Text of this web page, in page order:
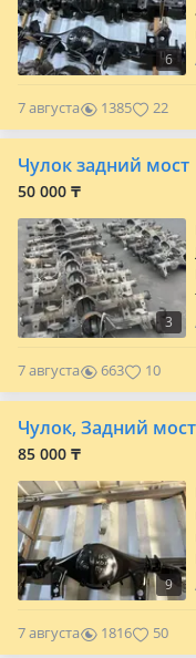
6
7 августа 1385 22
Чулок задний мост
50 000 ₸
3
7 августа 663 10
Чулок, Задний мост
85 000 ₸
9
7 августа 1816 50